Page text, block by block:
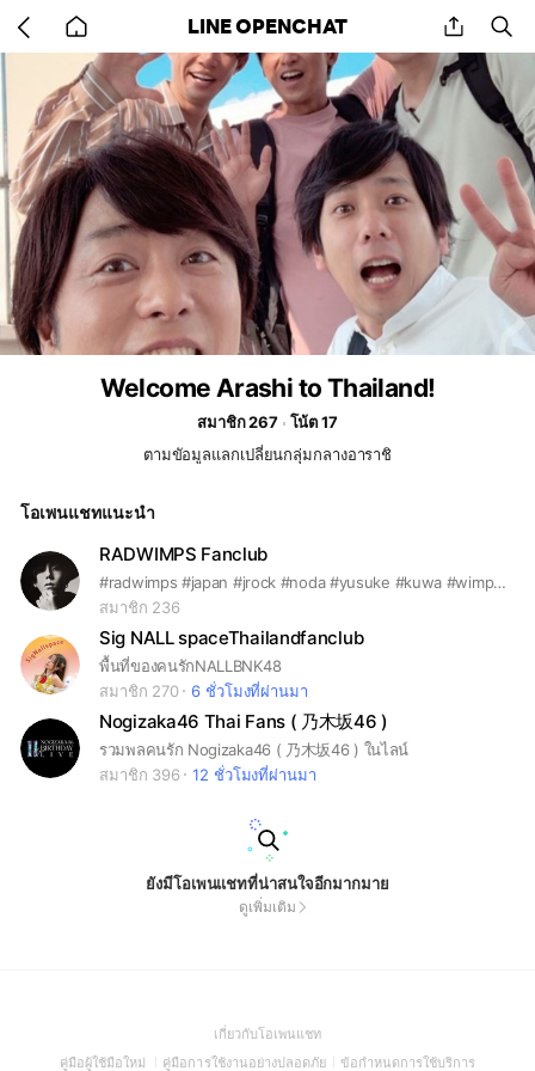
back
to
home
LINE OPENCHAT share
Welcome Arashi to Thailand!
สมาชิก 267
โน้ต 17
ตามขัอมูลแลกเปลี่ยนกลุ่มกลางอาราชิ
โอเพนแชทแนะนำ
RADWIMPS Fanclub
#radwimps #japan #jrock #noda #yusuke #kuwa #wimpers #yourname #weatheringwithyou
สมาชิก 236
Sig NALL spaceThailandfanclub
พื้นที่ของคนรักNALLBNK48
สมาชิก 270
6 ชั่วโมงที่ผ่านมา
Nogizaka46 Thai Fans ( 乃木坂46 )
รวมพลคนรัก Nogizaka46 ( 乃木坂46 ) ในไลน์
สมาชิก 396
12 ชั่วโมงที่ผ่านมา
ยังมีโอเพนแชทที่น่าสนใจอีกมากมาย
ดูเพิ่มเติม
เกี่ยวกับโอเพนแชท(Open
in
คู่มือผู้ใช้มือใหม่ (Open
คู่มือการใช้งานอย่างปลอดภัย(Open
ข้อกำหนดการใช้บริการ(Open